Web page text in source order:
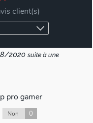
client(s)
2020 suite à une
pro gamer
Non 0